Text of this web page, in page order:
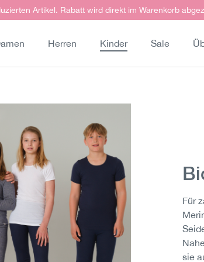
Artikel. Rabatt wird direkt im Warenkorb
Herren Kinder Sale
Für
sie